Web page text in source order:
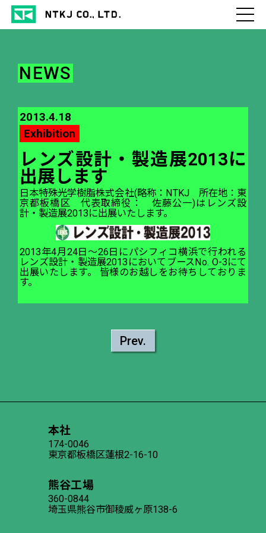
NEWS
2013.4.18
Exhibition
レンズ設計・製造展2013に
出展します
日本特殊光学樹脂株式会社(略称：NTKJ 所在地：東
京都板橋区 代表取締役： 佐藤公一)はレンズ設
計・製造展2013に出展いたします。
2013年4月24日～26日にパシフィコ横浜で行われる
レンズ設計・製造展2013においてブースNo. O-3にて
出展いたします。 皆様のお越しをお待ちしておりま
す。
Prev.
本社
174-0046
東京都板橋区蓮根2-16-10
熊谷工場
360-0844
埼玉県熊谷市御稜威ヶ原138-6